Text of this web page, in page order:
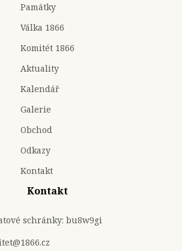
Památky
Válka 1866
Komitét 1866
Aktuality
Kalendář
Galerie
Obchod
Odkazy
Kontakt
Kontakt
schránky: bu8w9gi